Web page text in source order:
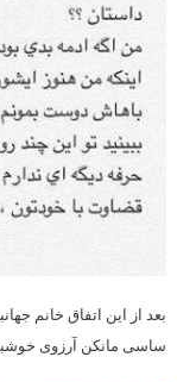
بعد از این اتفاق خانم
ساسی مانکن آرزوی